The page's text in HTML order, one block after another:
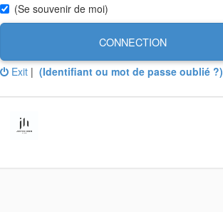
(Se souvenir de moi)
CONNECTION
Exit | (Identifiant ou mot de passe oublié ?)